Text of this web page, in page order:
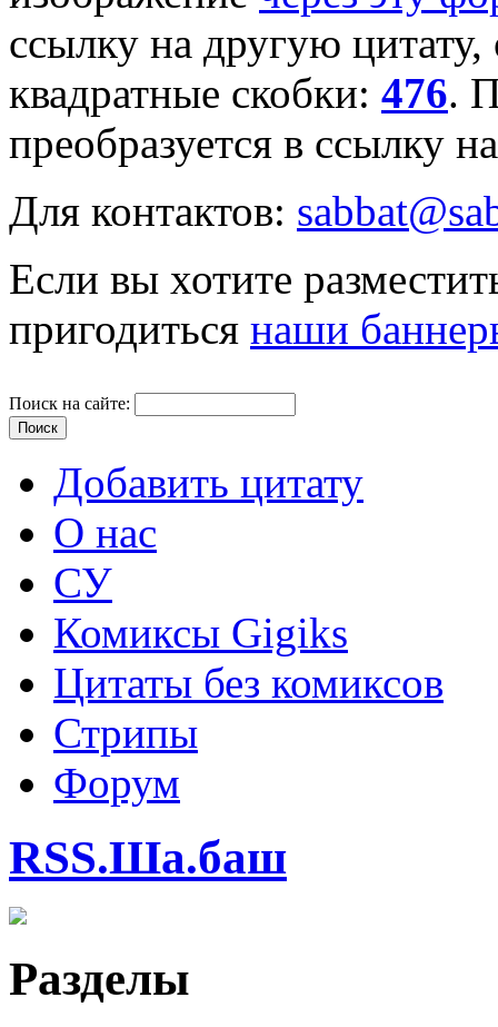
ссылку на другую
квадратные скобки: 476.
преобразуется в ссылку
Для контактов:
Если вы хотите
пригодиться наши
Поиск на сайте:
Добавить цитату
О нас
СУ
Комиксы Gigiks
Цитаты без комиксов
Стрипы
Форум
RSS.Ша.баш
Разделы